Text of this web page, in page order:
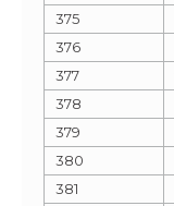
375
376
377
378
379
380
381